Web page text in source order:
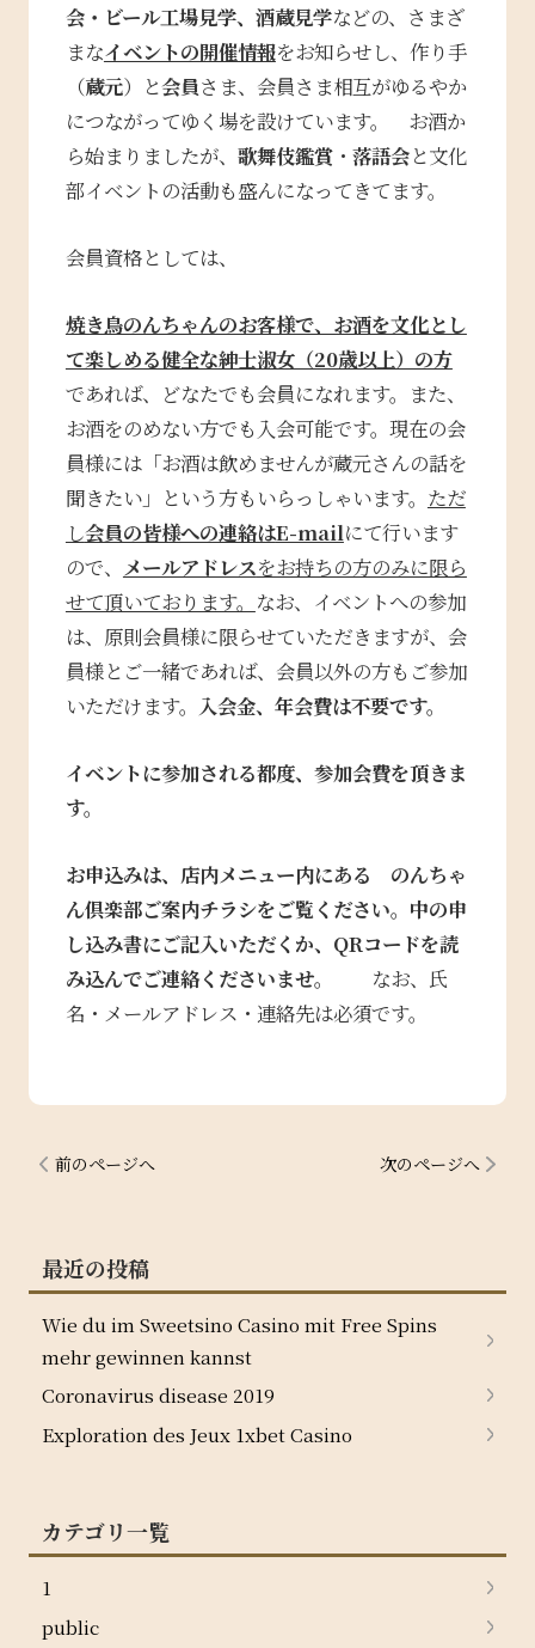
会・ビール工場見学、酒蔵見学などの、さまざ
まなイベントの開催情報をお知らせし、作り手
（蔵元）と会員さま、会員さま相互がゆるやか
につながってゆく場を設けています。 お酒か
ら始まりましたが、 歌舞伎鑑賞・ 落語会と文化
部イベントの活動も盛んになってきてます。
会員資格としては、
焼き鳥のんちゃんのお客様で、お酒を文化とし
て楽しめる健全な紳士淑女（20歳以上）の方
であれば、どなたでも会員になれます。また、
お酒をのめない方でも入会可能です。現在の会
員様には「お酒は飲めませんが蔵元さんの話を
聞きたい」という方もいらっしゃいます。 ただ
し会員の皆様への連絡はE-mailにて行います
ので、
メールアドレスをお持ちの方のみに限ら
せて頂いております。 なお、イベントへの参加
は、原則会員様に限らせていただきますが、会
員様とご一緒であれば、会員以外の方もご参加
いただけます。 入会金、年会費は不要です。
イベントに参加される都度、参加会費を頂きま
す。
お申込みは、店内メニュー内にある のんちゃ
ん倶楽部ご案内チラシをご覧ください。中の申
し込み書にご記入いただくか、QRコードを読
み込んでご連絡くださいませ。 なお、氏
名・メールアドレス・連絡先は必須です。
前のページへ 次のページへ
最近の投稿
Wie du im Sweetsino Casino mit Free Spins
mehr gewinnen kannst
Coronavirus disease 2019
Exploration des Jeux 1xbet Casino
カテゴリ一覧
1
public